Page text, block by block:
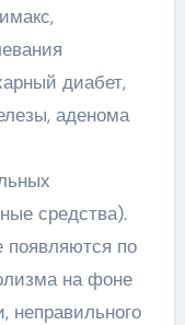
диабет,
аденома
средства).
по
на фоне
неправильного